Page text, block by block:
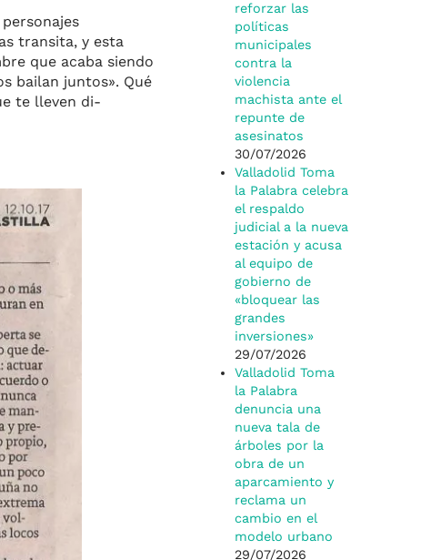
transita, y esta
que acaba siendo
bailan juntos». Qué
te lleven di­
reforzar las
políticas
municipales
contra la
violencia
machista ante el
repunte de
asesinatos
30/07/2026
Valladolid Toma
la Palabra celebra
el respaldo
judicial a la nueva
estación y acusa
al equipo de
gobierno de
«bloquear las
grandes
inversiones»
29/07/2026
Valladolid Toma
la Palabra
denuncia una
nueva tala de
árboles por la
obra de un
aparcamiento y
reclama un
cambio en el
modelo urbano
29/07/2026